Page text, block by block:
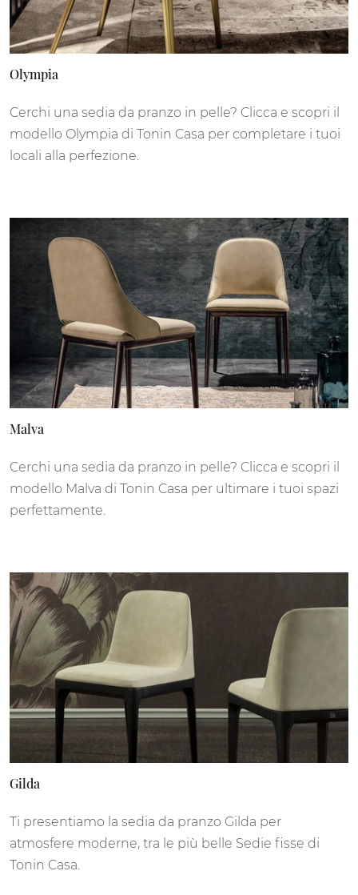
Olympia
Cerchi una sedia da pranzo in pelle? Clicca e scopri il
modello Olympia di Tonin Casa per completare i tuoi
locali alla perfezione.
Malva
Cerchi una sedia da pranzo in pelle? Clicca e scopri il
modello Malva di Tonin Casa per ultimare i tuoi spazi
perfettamente.
Gilda
Ti presentiamo la sedia da pranzo Gilda per
atmosfere moderne, tra le più belle Sedie fisse di
Tonin Casa.